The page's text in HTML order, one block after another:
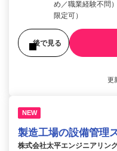
め／職業経験不問
限定可）
後で見る
更
NEW
製造工場の設備管理
株式会社太平エンジニアリン